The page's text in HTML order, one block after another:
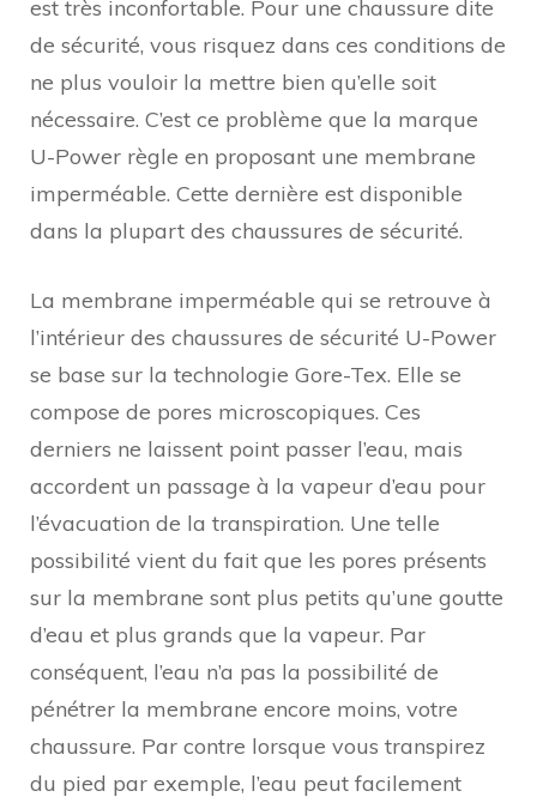
est très inconfortable. Pour une chaussure dite
de sécurité, vous risquez dans ces conditions de
ne plus vouloir la mettre bien qu’elle soit
nécessaire. C’est ce problème que la marque
U-Power règle en proposant une membrane
imperméable. Cette dernière est disponible
dans la plupart des chaussures de sécurité.
La membrane imperméable qui se retrouve à
l’intérieur des chaussures de sécurité U-Power
se base sur la technologie Gore-Tex. Elle se
compose de pores microscopiques. Ces
derniers ne laissent point passer l’eau, mais
accordent un passage à la vapeur d’eau pour
l’évacuation de la transpiration. Une telle
possibilité vient du fait que les pores présents
sur la membrane sont plus petits qu’une goutte
d’eau et plus grands que la vapeur. Par
conséquent, l’eau n’a pas la possibilité de
pénétrer la membrane encore moins, votre
chaussure. Par contre lorsque vous transpirez
du pied par exemple, l’eau peut facilement